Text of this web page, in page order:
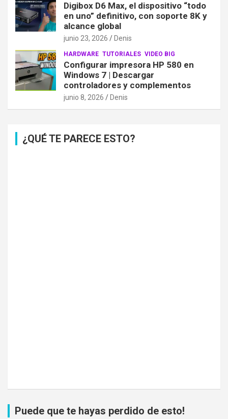
Digibox D6 Max, el dispositivo “todo
en uno” definitivo, con soporte 8K y
alcance global
junio 23, 2026 Denis
HARDWARE TUTORIALES VIDEO BIG
Configurar impresora HP 580 en
Windows 7 | Descargar
controladores y complementos
junio 8, 2026 Denis
¿QUÉ TE PARECE ESTO?
Puede que te hayas perdido de esto!